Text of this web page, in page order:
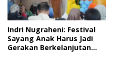
Indri Nugraheni: Festival
Sayang Anak Harus Jadi
Gerakan Berkelanjutan